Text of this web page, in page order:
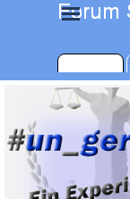
Direkt zum